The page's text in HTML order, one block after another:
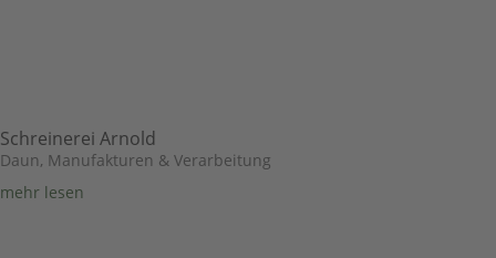
Schreinerei Arnold
Daun, Manufakturen & Verarbeitung
mehr lesen